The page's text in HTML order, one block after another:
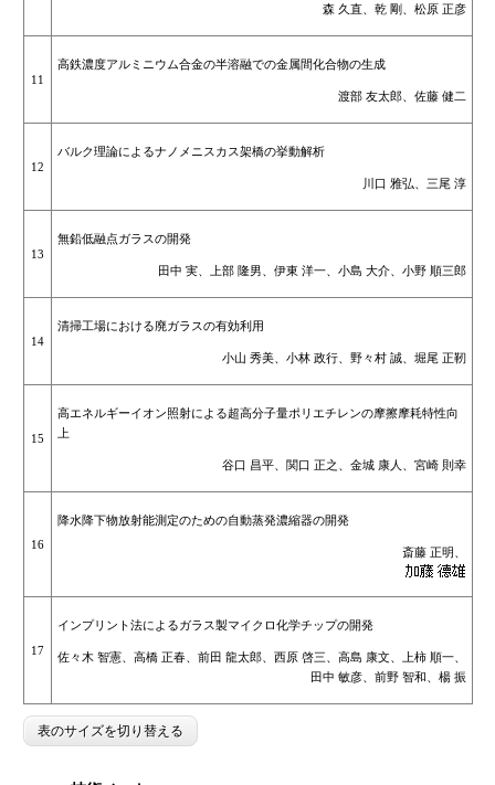
森 久直、乾 剛、松原 正彦
11
高鉄濃度アルミニウム合金の半溶融での金属間化合物の生成
渡部 友太郎、佐藤 健二
12
バルク理論によるナノメニスカス架橋の挙動解析
川口 雅弘、三尾 淳
13
無鉛低融点ガラスの開発
田中 実、上部 隆男、伊東 洋一、小島 大介、小野 順三郎
14
清掃工場における廃ガラスの有効利用
小山 秀美、小林 政行、野々村 誠、堀尾 正靭
15
高エネルギーイオン照射による超高分子量ポリエチレンの摩擦摩耗特性向
上
谷口 昌平、関口 正之、金城 康人、宮崎 則幸
16
降水降下物放射能測定のための自動蒸発濃縮器の開発
斎藤 正明、
17
インプリント法によるガラス製マイクロ化学チップの開発
佐々木 智憲、高橋 正春、前田 龍太郎、西原 啓三、高島 康文、上柿 順一、
田中 敏彦、前野 智和、楊 振
表のサイズを切り替える